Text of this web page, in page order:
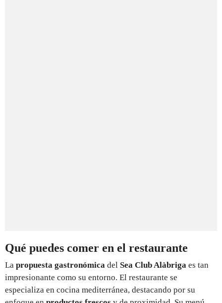
Qué puedes comer en el restaurante
La propuesta gastronómica del Sea Club Alàbriga es tan
impresionante como su entorno. El restaurante se
especializa en cocina mediterránea, destacando por su